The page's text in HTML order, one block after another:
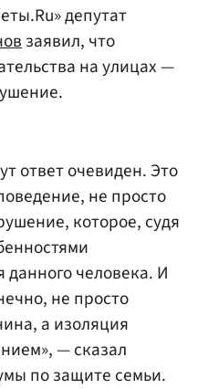
депутат
заявил, что
на улицах —
ответ очевиден. Это
не просто
которое, судя
данного человека. И
не просто
а изоляция
— сказал
по защите семьи.